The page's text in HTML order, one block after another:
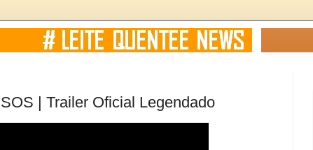
| Trailer Oficial Legendado